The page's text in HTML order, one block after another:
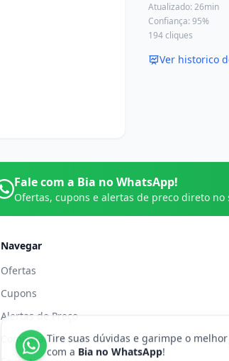
Atualizado: 26min
Confiança: 95%
194cliques
Ver historico
Fale com a Bia no WhatsApp!
Ofertas, cupons e alertas de preco direto no
Navegar
Ofertas
Cupons
Alertas de Preço
Comparar PreçosTire suas dúvidas e garimpe o
com a Bia no WhatsApp!